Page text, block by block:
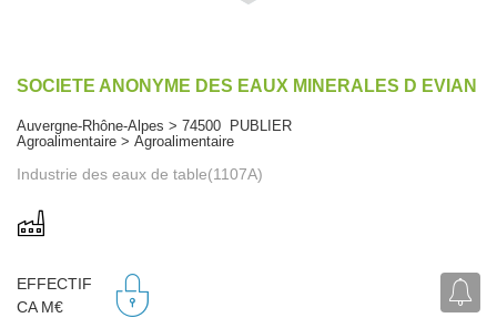
SOCIETE ANONYME DES EAUX MINERALES D EVIAN
Auvergne-Rhône-Alpes > 74500 PUBLIER
Agroalimentaire > Agroalimentaire
Industrie des eaux de table(1107A)
EFFECTIF
CA M€